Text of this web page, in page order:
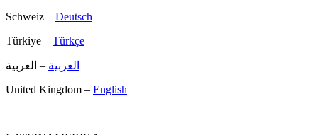
Schweiz – Deutsch
Türkiye – Türkçe
العربية – العربية
United Kingdom – English